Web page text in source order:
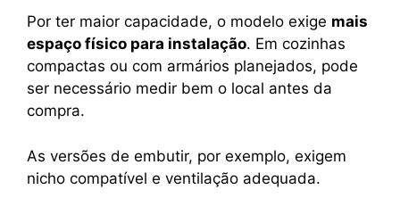
Por ter maior capacidade, o modelo exige mais
espaço físico para instalação. Em cozinhas
compactas ou com armários planejados, pode
ser necessário medir bem o local antes da
compra.
As versões de embutir, por exemplo, exigem
nicho compatível e ventilação adequada.